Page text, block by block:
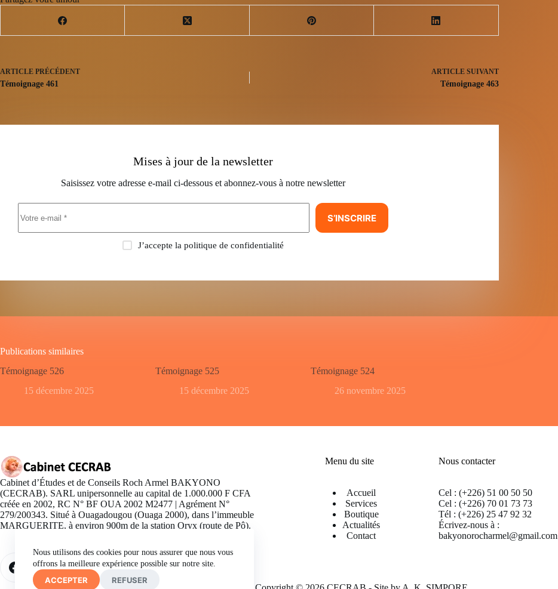
Nous utilisons des cookies pour nous assurer que nous vous
offrons la meilleure expérience possible sur notre site.
ACCEPTER REFUSER
ARTICLE PRÉCÉDENT
Témoignage 461
ARTICLESUIVANT
Témoignage 463
Mises à jour de la newsletter
Saisissez votre adresse e-mail ci-dessous et abonnez-vous à notre newsletter
S’INSCRIRE
J’accepte la politique de confidentialité
Publications similaires
Témoignage 526
15 décembre 2025
Témoignage 525
15 décembre 2025
Témoignage 524
26 novembre 2025
Cabinet d’Études et de Conseils Roch Armel BAKYONO
(CECRAB). SARL unipersonnelle au capital de 1.000.000 F CFA
créée en 2002, RC N° BF OUA 2002 M2477 | Agrément N°
279/200343. Situé à Ouagadougou (Ouaga 2000), dans l’immeuble
MARGUERITE, à environ 900m de la station Oryx (route de Pô).
Menu du site
Accueil
Services
Boutique
Actualités
Contact
Nous contacter
Cel : (+226) 51 00 50 50
Cel : (+226) 70 01 73 73
Tél : (+226) 25 47 92 32
Écrivez-nous à :
bakyonorocharmel@gmail.com